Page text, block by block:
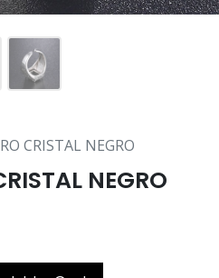
CRISTAL NEGRO
NEGRO